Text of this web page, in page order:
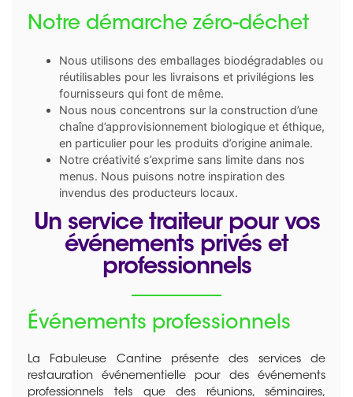
Notre démarche zéro-déchet
Nous utilisons des emballages biodégradables ou
réutilisables pour les livraisons et privilégions les
fournisseurs qui font de même.
Nous nous concentrons sur la construction d’une
chaîne d’approvisionnement biologique et éthique,
en particulier pour les produits d’origine animale.
Notre créativité s’exprime sans limite dans nos
menus. Nous puisons notre inspiration des
invendus des producteurs locaux.
Un service traiteur pour vos
événements privés et
professionnels
Événements professionnels
La Fabuleuse Cantine présente des services de
restauration événementielle pour des événements
professionnels tels que des réunions, séminaires,